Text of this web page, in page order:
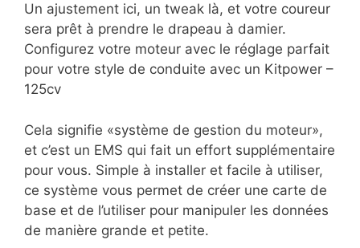
Un ajustement ici, un tweak là, et votre coureur
sera prêt à prendre le drapeau à damier.
Configurez votre moteur avec le réglage parfait
pour votre style de conduite avec un Kitpower –
125cv
Cela signifie «système de gestion du moteur»,
et c’est un EMS qui fait un effort supplémentaire
pour vous. Simple à installer et facile à utiliser,
ce système vous permet de créer une carte de
base et de l’utiliser pour manipuler les données
de manière grande et petite.